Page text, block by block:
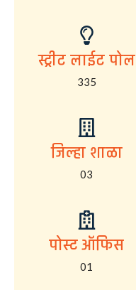
स्ट्रीट लाईट पोल
335
जिल्हा शाळा
03
पोस्ट ऑफिस
01